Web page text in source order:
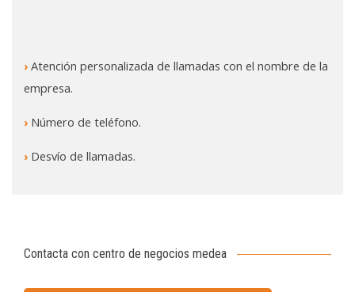
› Atención personalizada de llamadas con el nombre de la
empresa.
› Número de teléfono.
› Desvío de llamadas.
Contacta con centro de negocios medea